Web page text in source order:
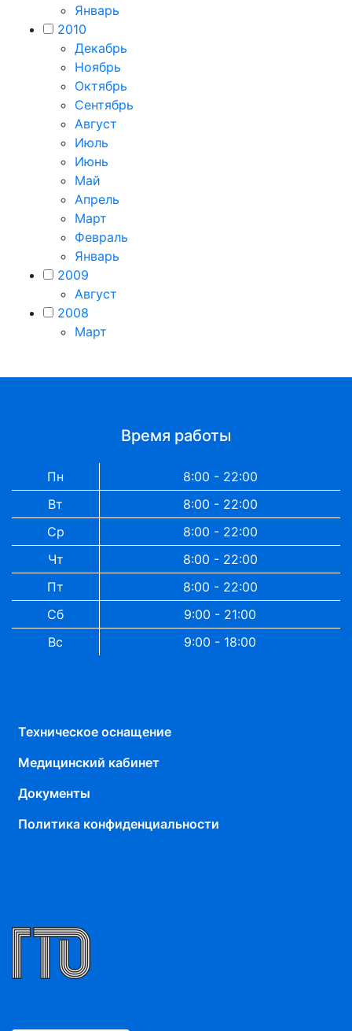
Январь
2010
Декабрь
Ноябрь
Октябрь
Сентябрь
Август
Июль
Июнь
Май
Апрель
Март
Февраль
Январь
2009
Август
2008
Март
Время работы
Пн
8:00 - 22:00
Вт
8:00 - 22:00
Ср
8:00 - 22:00
Чт
8:00 - 22:00
Пт
8:00 - 22:00
Сб
9:00 - 21:00
Вс
9:00 - 18:00
Техническое оснащение
Медицинский кабинет
Документы
Политика конфиденциальности